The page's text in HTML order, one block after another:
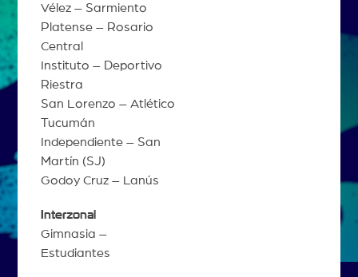
Vélez – Sarmiento
Platense – Rosario
Central
Instituto – Deportivo
Riestra
San Lorenzo – Atlético
Tucumán
Independiente – San
Martín (SJ)
Godoy Cruz – Lanús
Interzonal
Gimnasia –
Estudiantes